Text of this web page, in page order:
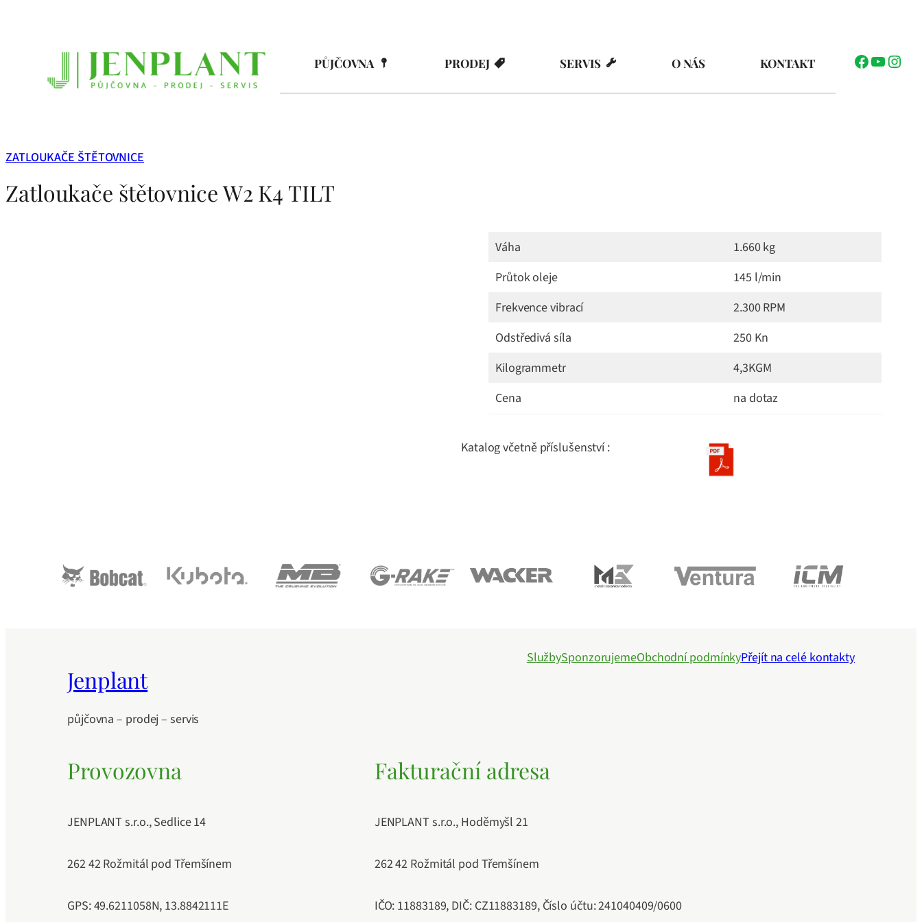
PŮJČOVNA PRODEJ SERVIS O NÁS KONTAKT Facebook
ZATLOUKAČE ŠTĚTOVNICE
Zatloukače štětovnice W2 K4 TILT
Váha
1.660 kg
Průtok oleje
145 l/min
Frekvence vibrací
2.300 RPM
Odstředivá síla
250 Kn
Kilogrammetr
4,3KGM
Cena
na dotaz
Katalog včetně příslušenství :
Jenplant
půjčovna – prodej – servis
SlužbySponzorujemeObchodní podmínkyPřejít na celé kontakty
Provozovna
JENPLANT s.r.o., Sedlice 14
262 42 Rožmitál pod Třemšínem
GPS: 49.6211058N, 13.8842111E
Fakturační adresa
JENPLANT s.r.o., Hoděmyšl 21
262 42 Rožmitál pod Třemšínem
IČO: 11883189, DIČ: CZ11883189, Číslo účtu: 241040409/0600